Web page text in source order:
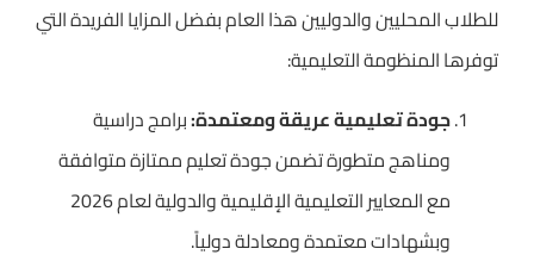
للطلاب المحليين والدوليين هذا العام بفضل المزايا الفريدة التي
توفرها المنظومة التعليمية:
جودة تعليمية عريقة ومعتمدة:برامج دراسية
ومناهج متطورة تضمن جودة تعليم ممتازة متوافقة
مع المعايير التعليمية الإقليمية والدولية لعام 2026
وبشهادات معتمدة ومعادلة دولياً.